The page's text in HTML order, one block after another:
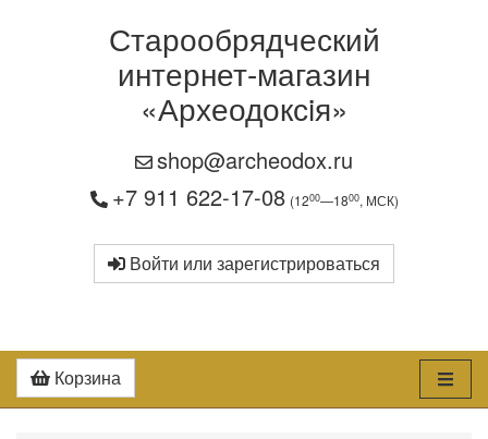
Старообрядческий
интернет-магазин
«Археодоксiя»
shop@archeodox.ru
+7 911 622-17-08 (1200—1800, МСК)
Войти или зарегистрироваться
Корзина